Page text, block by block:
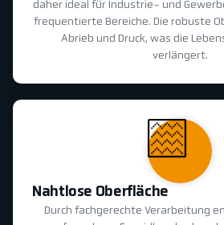
daher ideal für Industrie- und
frequentierte Bereiche. Die robuste
Abrieb und Druck, was die
verlängert.
Nahtlose Oberfläche
Durch fachgerechte Verarbeitung